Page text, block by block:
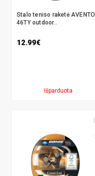
Stalo teniso raketė AVENTO
46TY outdoor..
12.99€
Išparduota